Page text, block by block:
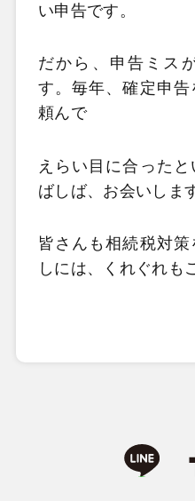
い申告です。
だから、申告ミス
す。毎年、確定申
頼んで
えらい目に合った
ばしば、お会いしま
皆さんも相続税対
しには、くれぐれも